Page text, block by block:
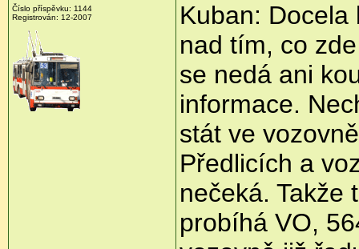
Číslo příspěvku: 1144
Registrován: 12-2007
Kuban:
nad tím, co
se nedá ani
informace.
stát ve
Předlicích a
nečeká. Takže
probíhá VO,